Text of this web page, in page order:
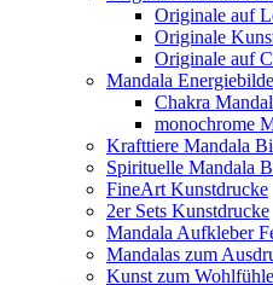
Originale auf
Originale
Originale auf
Mandala
Chakra
monochrome
Krafttiere Mandala
Spirituelle Mandala
FineArt Kunstdrucke
2er Sets Kunstdrucke
Mandala Aufkleber
Mandalas zum
Kunst zum